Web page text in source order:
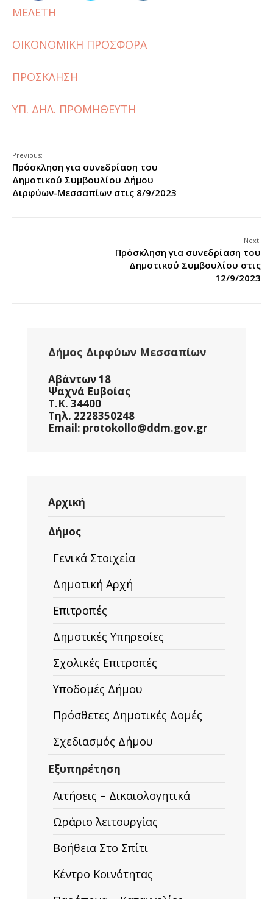
ΜΕΛΕΤΗ
ΟΙΚΟΝΟΜΙΚΗ ΠΡΟΣΦΟΡΑ
ΠΡΟΣΚΛΗΣΗ
ΥΠ. ΔΗΛ. ΠΡΟΜΗΘΕΥΤΗ
Previous:
Πρόσκληση για συνεδρίαση του
Δημοτικού Συμβουλίου Δήμου
Διρφύων-Μεσσαπίων στις 8/9/2023
Next:
Πρόσκληση για συνεδρίαση του
Δημοτικού Συμβουλίου στις
12/9/2023
Δήμος Διρφύων Μεσσαπίων
Αβάντων 18
Ψαχνά Ευβοίας
Τ.Κ. 34400
Τηλ. 2228350248
Email: protokollo@ddm.gov.gr
Αρχική
Δήμος
Γενικά Στοιχεία
Δημοτική Αρχή
Επιτροπές
Δημοτικές Υπηρεσίες
Σχολικές Επιτροπές
Υποδομές Δήμου
Πρόσθετες Δημοτικές Δομές
Σχεδιασμός Δήμου
Εξυπηρέτηση
Αιτήσεις – Δικαιολογητικά
Ωράριο λειτουργίας
Βοήθεια Στο Σπίτι
Κέντρο Κοινότητας